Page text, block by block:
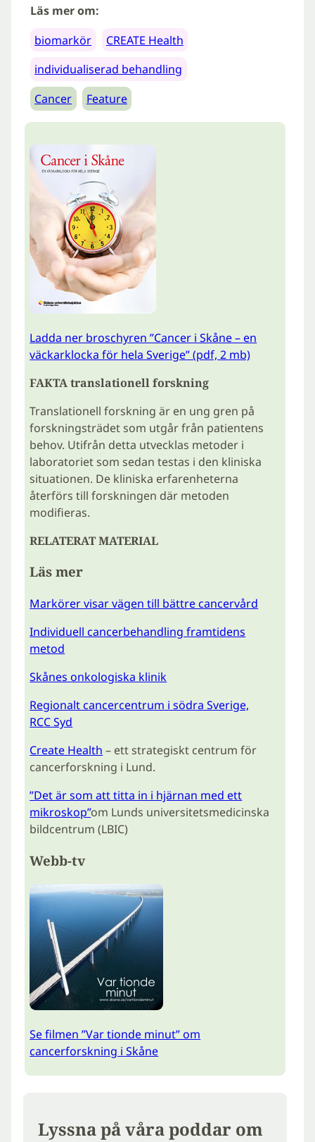
Läs mer om:
biomarkör
CREATE Health
individualiserad behandling
Cancer
Feature
Ladda ner broschyren ”Cancer i Skåne – en
väckarklocka för hela Sverige” (pdf, 2 mb)
FAKTA translationell forskning
Translationell forskning är en ung gren på
forskningsträdet som utgår från patientens
behov. Utifrån detta utvecklas metoder i
laboratoriet som sedan testas i den kliniska
situationen. De kliniska erfarenheterna
återförs till forskningen där metoden
modifieras.
RELATERAT MATERIAL
Läs mer
Markörer visar vägen till bättre cancervård
Individuell cancerbehandling framtidens
metod
Skånes onkologiska klinik
Regionalt cancercentrum i södra Sverige,
RCC Syd
Create Health – ett strategiskt centrum för
cancerforskning i Lund.
”Det är som att titta in i hjärnan med ett
mikroskop”om Lunds universitetsmedicinska
bildcentrum (LBIC)
Webb-tv
Se filmen ”Var tionde minut” om
cancerforskning i Skåne
Lyssna på våra poddar om